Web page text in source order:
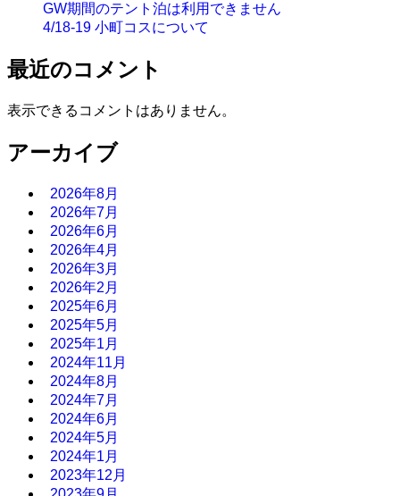
GW期間のテント泊は利用できません
4/18-19 小町コスについて
最近のコメント
表示できるコメントはありません。
アーカイブ
2026年8月
2026年7月
2026年6月
2026年4月
2026年3月
2026年2月
2025年6月
2025年5月
2025年1月
2024年11月
2024年8月
2024年7月
2024年6月
2024年5月
2024年1月
2023年12月